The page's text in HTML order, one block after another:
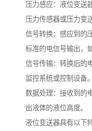
压力感应：液位变送
压力传感器或压力变
信号转换：感应到的
标准的电信号输出，
信号传输：转换后的
监控系统或控制设备。
数据处理：接收到的
出液体的液位高度。
液位变送器具有以下